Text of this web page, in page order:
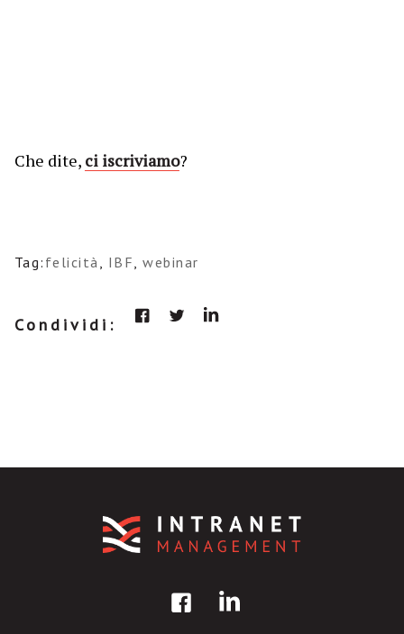
Che dite, ci iscriviamo?
Tag: felicità, IBF,webinar
Condividi: